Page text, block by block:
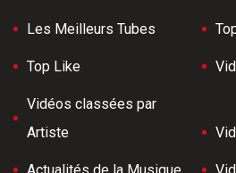
Les Meilleurs Tubes
Top Like
Vidéos classées par
Artiste
Actualités de la Musique